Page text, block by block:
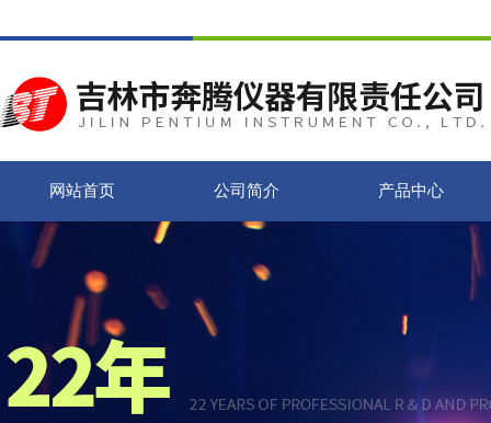
网站首页 公司简介 产品中心